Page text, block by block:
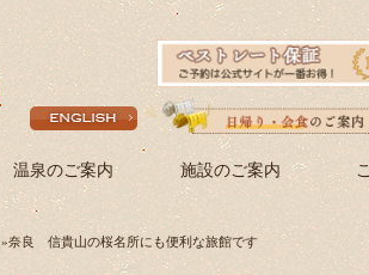
温泉のご案内 施設のご案内
»奈良 信貴山の桜名所にも便利な旅館です